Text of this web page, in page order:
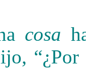
cosa
“¿Por